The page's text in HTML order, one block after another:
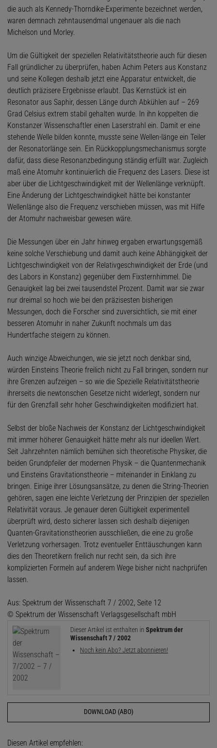
die auch als Kennedy-Thorndike-Experimente bezeichnet werden,
waren demnach zehntausendmal ungenauer als die nach
Michelson und Morley.
Um die Gültigkeit der speziellen Relativitätstheorie auch für diesen
Fall gründlicher zu überprüfen, haben Achim Peters aus Konstanz
und seine Kollegen deshalb jetzt eine Apparatur entwickelt, die
deutlich präzisere Ergebnisse erlaubt. Das Kernstück ist ein
Resonator aus Saphir, dessen Länge durch Abkühlen auf – 269
Grad Celsius extrem stabil gehalten wurde. In ihn koppelten die
Konstanzer Wissenschaftler einen Laserstrahl ein. Damit er eine
stehende Welle bilden konnte, musste seine Wellen-länge ein Teiler
der Resonatorlänge sein. Ein Rückkopplungsmechanismus sorgte
dafür, dass diese Resonanzbedingung ständig erfüllt war. Zugleich
maß eine Atomuhr kontinuierlich die Frequenz des Lasers. Diese ist
aber über die Lichtgeschwindigkeit mit der Wellenlänge verknüpft.
Eine Änderung der Lichtgeschwindigkeit hätte bei konstanter
Wellenlänge also die Frequenz verschieben müssen, was mit Hilfe
der Atomuhr nachweisbar gewesen wäre.
Die Messungen über ein Jahr hinweg ergaben erwartungsgemäß
keine solche Verschiebung und damit auch keine Abhängigkeit der
Lichtgeschwindigkeit von der Relativgeschwindigkeit der Erde (und
des Labors in Konstanz) gegenüber dem Fixsternhimmel. Die
Genauigkeit lag bei zwei tausendstel Prozent. Damit war sie zwar
nur dreimal so hoch wie bei den präzisesten bisherigen
Messungen, doch die Forscher sind zuversichtlich, sie mit einer
besseren Atomuhr in naher Zukunft nochmals um das
Hundertfache steigern zu können.
Auch winzige Abweichungen, wie sie jetzt noch denkbar sind,
würden Einsteins Theorie freilich nicht zu Fall bringen, sondern nur
ihre Grenzen aufzeigen – so wie die Spezielle Relativitätstheorie
ihrerseits die newtonschen Gesetze nicht widerlegt, sondern nur
für den Grenzfall sehr hoher Geschwindigkeiten modifiziert hat.
Selbst der bloße Nachweis der Konstanz der Lichtgeschwindigkeit
mit immer höherer Genauigkeit hätte mehr als nur ideellen Wert.
Seit Jahrzehnten nämlich bemühen sich theoretische Physiker, die
beiden Grundpfeiler der modernen Physik – die Quantenmechanik
und Einsteins Gravitationstheorie – miteinander in Einklang zu
bringen. Einige ihrer Lösungsansätze, zu denen die String-Theorien
gehören, sagen eine leichte Verletzung der Prinzipien der speziellen
Relativität voraus. Je genauer deren Gültigkeit experimentell
überprüft wird, desto sicherer lassen sich deshalb diejenigen
Quanten-Gravitationstheorien ausschließen, die eine zu große
Verletzung vorhersagen. Trotz eventueller Enttäuschungen kann
dies den Theoretikern freilich nur recht sein, da sich ihre
komplizierten Formeln auf anderem Wege bisher nicht nachprüfen
lassen.
Aus: Spektrum der Wissenschaft 7 / 2002, Seite 12
© Spektrum der Wissenschaft Verlagsgesellschaft mbH
Dieser Artikel ist enthalten in Spektrum der
Wissenschaft 7 / 2002
Noch kein Abo? Jetzt abonnieren!
DOWNLOAD (ABO)
Diesen Artikel empfehlen: